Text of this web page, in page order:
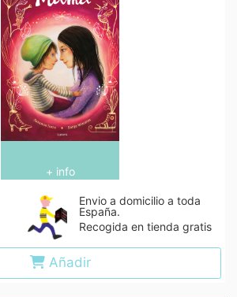
+ info
Envio a domicilio a toda
España.
Recogida en tienda gratis
Añadir